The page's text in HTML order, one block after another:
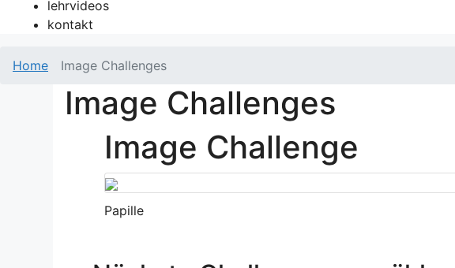
lehrvideos
kontakt
Home Image Challenges
Image Challenges
Image Challenge
Papille